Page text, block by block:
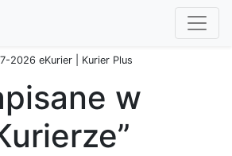
2026 eKurier | Kurier Plus
w